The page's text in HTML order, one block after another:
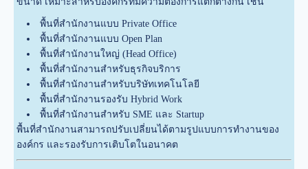
พื้นที่สำนักงานแบบ Private Office
พื้นที่สำนักงานแบบ Open Plan
พื้นที่สำนักงานใหญ่ (Head Office)
พื้นที่สำนักงานสำหรับธุรกิจบริการ
พื้นที่สำนักงานสำหรับบริษัทเทคโนโลยี
พื้นที่สำนักงานรองรับ Hybrid Work
พื้นที่สำนักงานสำหรับ SME และ Startup
พื้นที่สำนักงานสามารถปรับเปลี่ยนได้ตามรูปแบบการทำงานของ
องค์กร และรองรับการเติบโตในอนาคต